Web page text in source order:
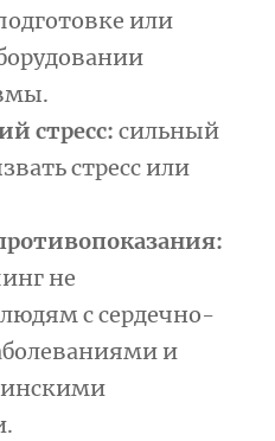
или
стресс: сильный
стресс или
не
с сердечно-
и